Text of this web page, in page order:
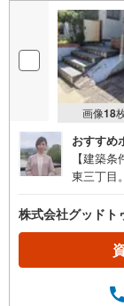
画像18
おすすめ
【建築
東三丁目
丁目」バ
定・前面
での道
行可能。
株式会社グッドト